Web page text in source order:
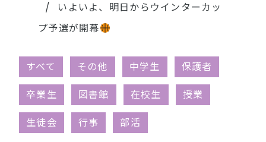
中学生のみなさまへ
いよいよ、明日からウインターカッ
プ予選が開幕
すべて その他 中学生 保護者
卒業生 図書館 在校生 授業
生徒会 行事 部活